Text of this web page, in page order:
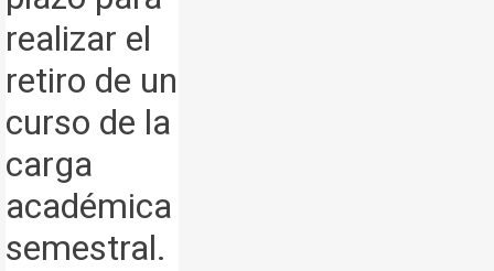
realizar el
retiro de un
curso de la
carga
académica
semestral.